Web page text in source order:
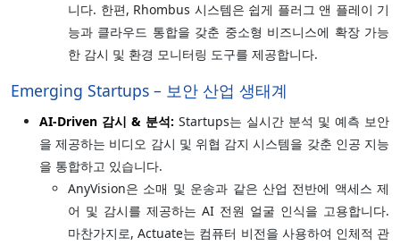
니다. 한편, Rhombus 시스템은 쉽게 플러그 앤 플레이 기
능과 클라우드 통합을 갖춘 중소형 비즈니스에 확장 가능
한 감시 및 환경 모니터링 도구를 제공합니다.
Emerging Startups – 보안 산업 생태계
AI-Driven 감시 & 분석: Startups는 실시간 분석 및 예측 보안
을 제공하는 비디오 감시 및 위협 감지 시스템을 갖춘 인공 지능
을 통합하고 있습니다.
AnyVision은 소매 및 운송과 같은 산업 전반에 액세스 제
어 및 감시를 제공하는 AI 전원 얼굴 인식을 고용합니다.
마찬가지로, Actuate는 컴퓨터 비전을 사용하여 인체적 관